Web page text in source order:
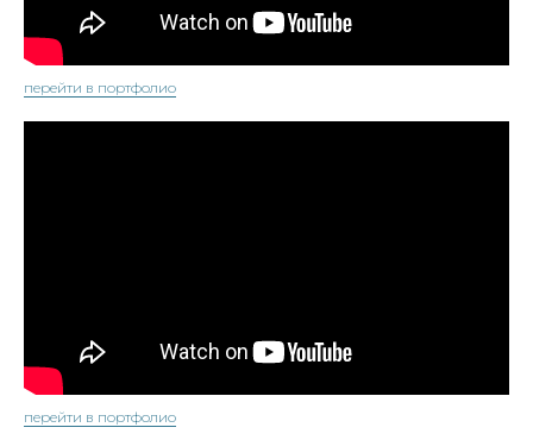
перейти в портфолио
перейти в портфолио